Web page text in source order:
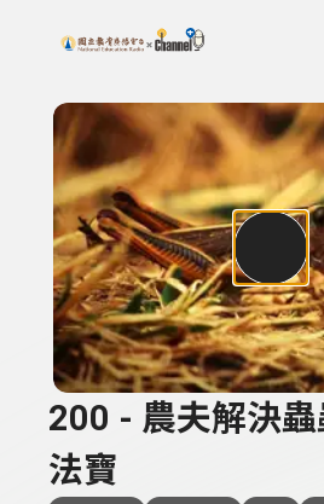
上方功能區塊
搜尋關鍵字：可輸入節目名稱、
200 - 農夫解決
法寶